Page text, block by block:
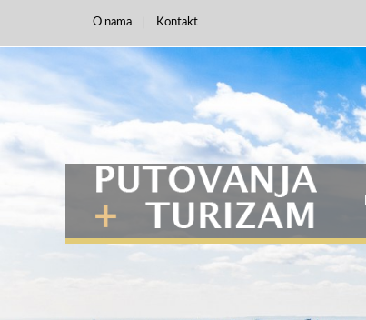
O nama Kontakt